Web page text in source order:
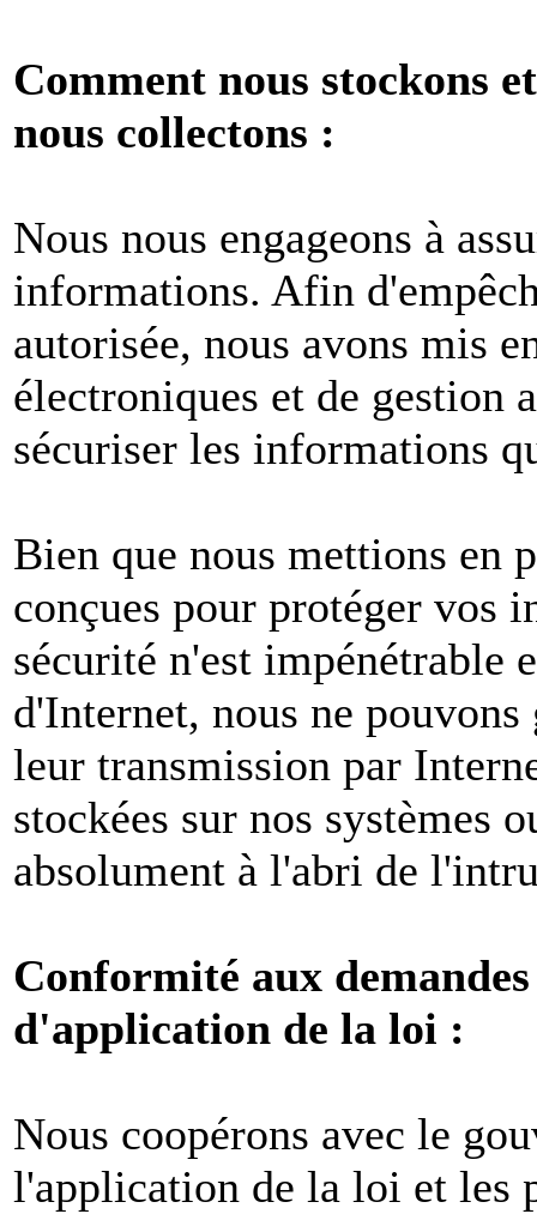
Comment nous stockons
nous collectons :
Nous nous engageons à
informations. Afin
autorisée, nous avons mis
électroniques et de gestion
sécuriser les informations
Bien que nous mettions en
conçues pour protéger vos
sécurité n'est impénétrable
d'Internet, nous ne
leur transmission par
stockées sur nos systèmes
absolument à l'abri de
Conformité aux
d'application de la loi :
Nous coopérons avec le
l'application de la loi et les